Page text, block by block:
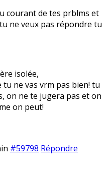
courant de tes prblms et
ne veux pas répondre tu
isolée,
tu ne vas vrm pas bien! tu
on ne te jugera pas et on
on peut!
#59798 Répondre